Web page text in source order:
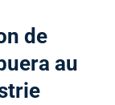
de
au